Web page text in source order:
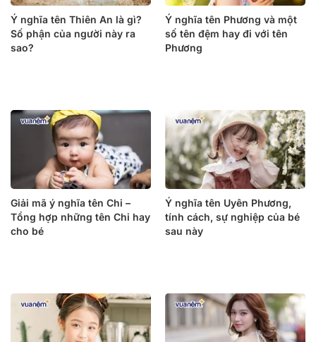
Ý nghĩa tên Thiên An là gì?
Số phận của người này ra
sao?
Ý nghĩa tên Phương và một
số tên đệm hay đi với tên
Phương
Giải mã ý nghĩa tên Chi –
Tổng hợp những tên Chi hay
cho bé
Ý nghĩa tên Uyên Phương,
tính cách, sự nghiệp của bé
sau này